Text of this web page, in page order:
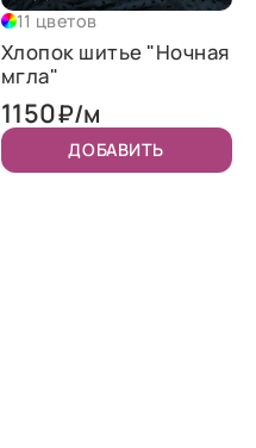
11 цветов
Хлопок шитье "Ночная
мгла"
1150₽/м
ДОБАВИТЬ